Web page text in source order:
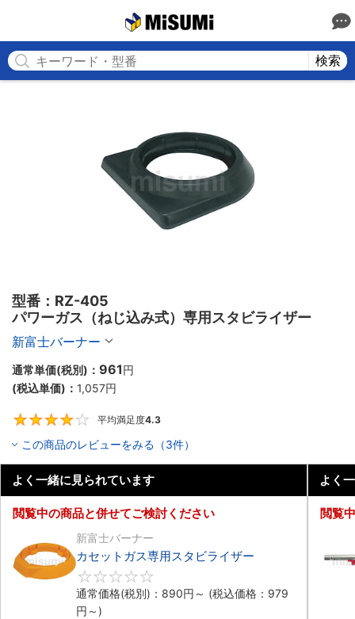
検索
型番：RZ-405
パワーガス（ねじ込み式）専用スタビライザー
新富士バーナー
通常単価(税別)： 961円
(税込単価)： 1,057円
平均満足度4.3
この商品のレビューをみる（3件）
よく一緒に見られています
閲覧中の商品と併せてご検討ください
新富士バーナー
カセットガス専用スタビライザー
通常価格(税別)： 890円 ～ (税込価格： 979
円 ～)
よく
閲覧